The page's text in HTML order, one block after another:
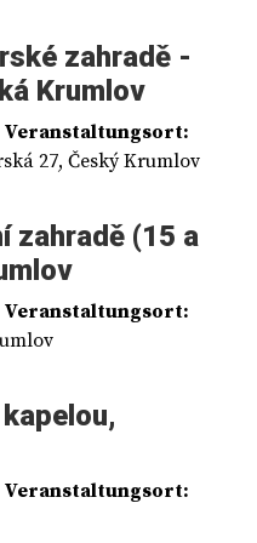
zahradě -
Krumlov
Veranstaltungsort:
27, Český Krumlov
zahradě (15 a
Veranstaltungsort:
Veranstaltungsort: